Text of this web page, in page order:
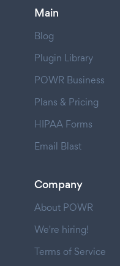
Main
Blog
Plugin Library
POWR Business
Plans & Pricing
HIPAA Forms
Email Blast
Company
About POWR
We're hiring!
Terms of Service